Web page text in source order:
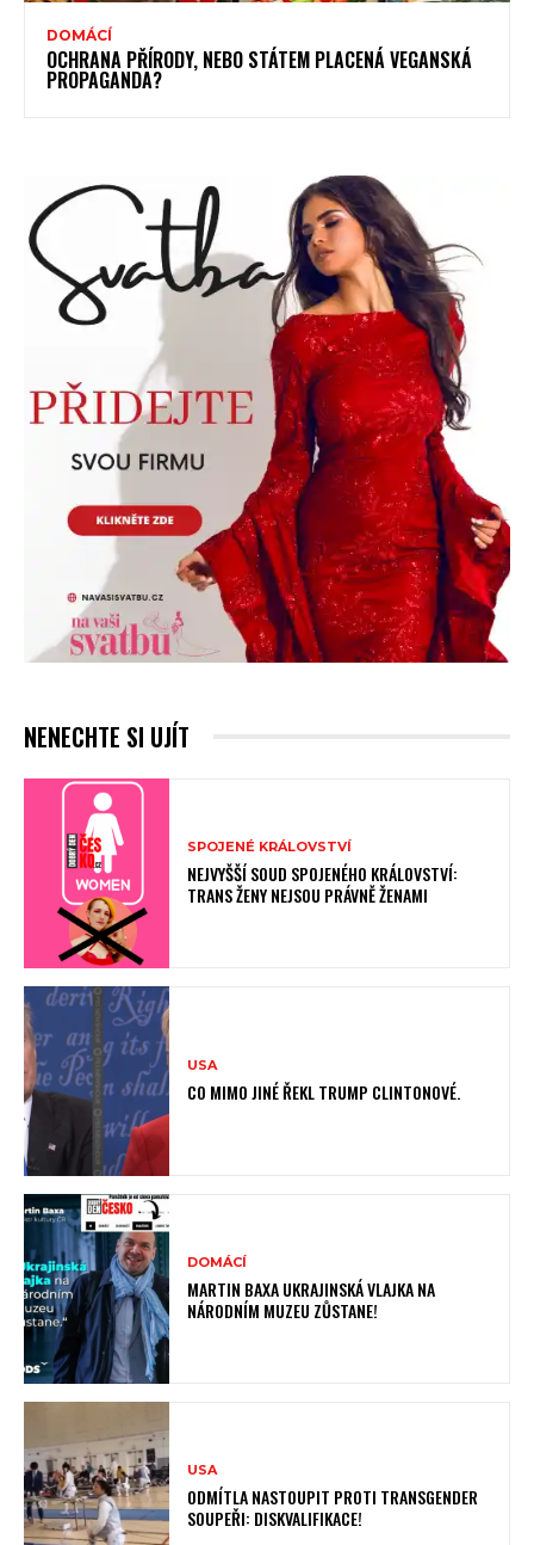
DOMÁCÍ
OCHRANA PŘÍRODY, NEBO STÁTEM PLACENÁ VEGANSKÁ
PROPAGANDA?
NENECHTE SI UJÍT
SPOJENÉ KRÁLOVSTVÍ
NEJVYŠŠÍ SOUD SPOJENÉHO KRÁLOVSTVÍ:
TRANS ŽENY NEJSOU PRÁVNĚ ŽENAMI
USA
CO MIMO JINÉ ŘEKL TRUMP CLINTONOVÉ.
DOMÁCÍ
MARTIN BAXA UKRAJINSKÁ VLAJKA NA
NÁRODNÍM MUZEU ZŮSTANE!
USA
ODMÍTLA NASTOUPIT PROTI TRANSGENDER
SOUPEŘI: DISKVALIFIKACE!